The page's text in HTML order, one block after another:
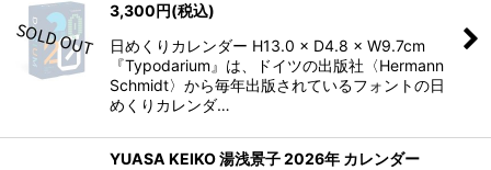
3,300円(税込)
日めくりカレンダー H13.0 × D4.8 × W9.7cm
『Typodarium』は、ドイツの出版社〈Hermann
Schmidt〉から毎年出版されているフォントの日
めくりカレンダ…
YUASA KEIKO 湯浅景子 2026年 カレンダー